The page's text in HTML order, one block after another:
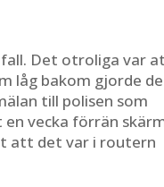
fall. Det otroliga var
låg bakom gjorde de
till polisen som
vecka förrän
att det var i routern